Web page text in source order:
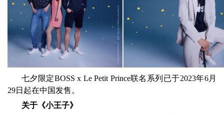
七夕限定BOSS x Le Petit Prince联名系列已于2023年6月
29日起在中国发售。
关于《小王子》